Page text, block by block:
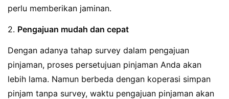
perlu memberikan jaminan.
2. Pengajuan mudah dan cepat
Dengan adanya tahap survey dalam pengajuan
pinjaman, proses persetujuan pinjaman Anda akan
lebih lama. Namun berbeda dengan koperasi simpan
pinjam tanpa survey, waktu pengajuan pinjaman akan